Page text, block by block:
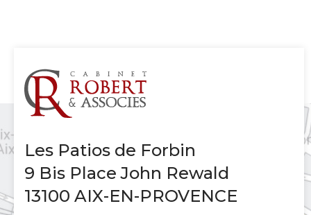
Les Patios de Forbin
9 Bis Place John Rewald
13100 AIX-EN-PROVENCE